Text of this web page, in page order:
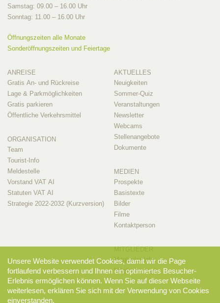
Samstag: 09.00 – 16.00 Uhr
Sonntag: 11.00 – 16.00 Uhr
Öffnungszeiten alle Monate
Sonderöffnungszeiten und Feiertage
ANREISE
Gratis An- und Rückreise
Lage & Parkmöglichkeiten
Gratis parkieren
Öffentliche Verkehrsmittel
ORGANISATION
Team
Tourist-Info
Meldestelle
Vorstand VAT AI
Statuten VAT AI
Strategie 2022-2032 (Kurzversion)
AKTUELLES
Neuigkeiten
Sommer-Quiz
Veranstaltungen
Newsletter
Webcams
Stellenangebote
Dokumente
MEDIEN
Prospekte
Basistexte
Bilder
Filme
Kontaktperson
Mitglieder-Info
Mitglieder-Login
Unsere Website verwendet Cookies, damit wir die Page
fortlaufend verbessern und Ihnen ein optimiertes Besucher-
Erlebnis ermöglichen können. Wenn Sie auf dieser Webseite
weiterlesen, erklären Sie sich mit der Verwendung von Cookies
einverstanden.